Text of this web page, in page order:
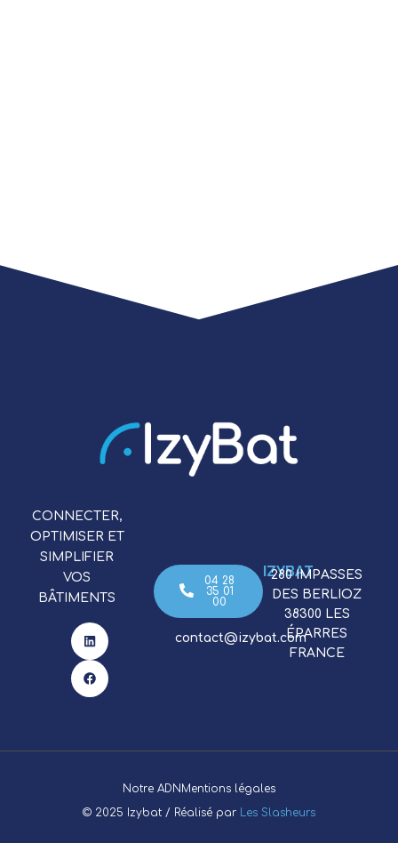
CONNECTER,
OPTIMISER ET
SIMPLIFIER
VOS
BÂTIMENTS
04 28
35 01
00
contact@izybat.com
IZYBAT
​280 IMPASSES
DES BERLIOZ
38300 LES
ÉPARRES
FRANCE
Notre ADNMentions légales
© 2025 Izybat / Réalisé par Les Slasheurs